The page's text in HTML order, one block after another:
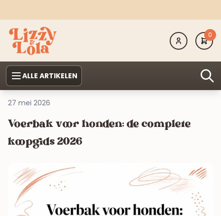
0
ALLE ARTIKELEN
27 mei 2026
Voerbak voor honden: de complete
koopgids 2026